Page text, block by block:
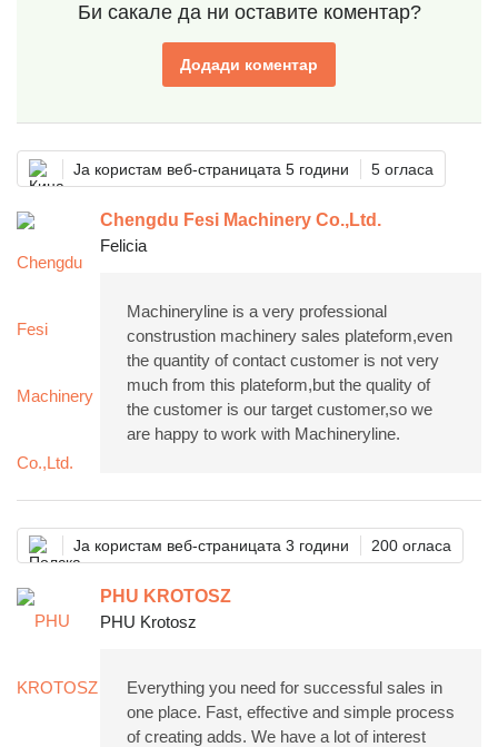
Би сакале да ни оставите коментар?
Додади коментар
Ја користам веб-страницата 5 години 5 огласа
Chengdu Fesi Machinery Co.,Ltd.
Felicia
Machineryline is a very professional
construstion machinery sales plateform,even
the quantity of contact customer is not very
much from this plateform,but the quality of
the customer is our target customer,so we
are happy to work with Machineryline.
Ја користам веб-страницата 3 години 200 огласа
PHU KROTOSZ
PHU Krotosz
Everything you need for successful sales in
one place. Fast, effective and simple process
of creating adds. We have a lot of interest